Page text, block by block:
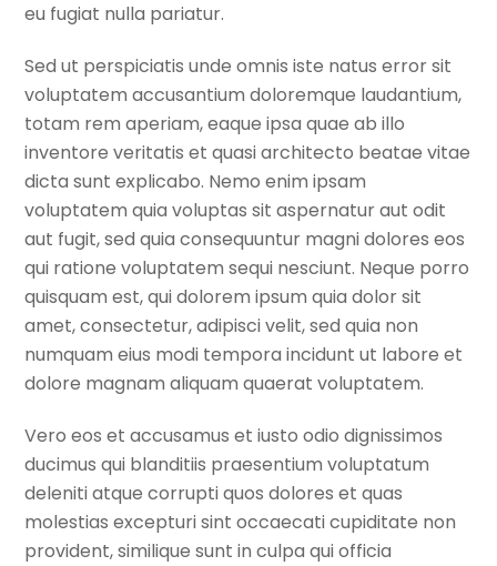
eu fugiat nulla pariatur.
Sed ut perspiciatis unde omnis iste natus error sit
voluptatem accusantium doloremque laudantium,
totam rem aperiam, eaque ipsa quae ab illo
inventore veritatis et quasi architecto beatae vitae
dicta sunt explicabo. Nemo enim ipsam
voluptatem quia voluptas sit aspernatur aut odit
aut fugit, sed quia consequuntur magni dolores eos
qui ratione voluptatem sequi nesciunt. Neque porro
quisquam est, qui dolorem ipsum quia dolor sit
amet, consectetur, adipisci velit, sed quia non
numquam eius modi tempora incidunt ut labore et
dolore magnam aliquam quaerat voluptatem.
Vero eos et accusamus et iusto odio dignissimos
ducimus qui blanditiis praesentium voluptatum
deleniti atque corrupti quos dolores et quas
molestias excepturi sint occaecati cupiditate non
provident, similique sunt in culpa qui officia